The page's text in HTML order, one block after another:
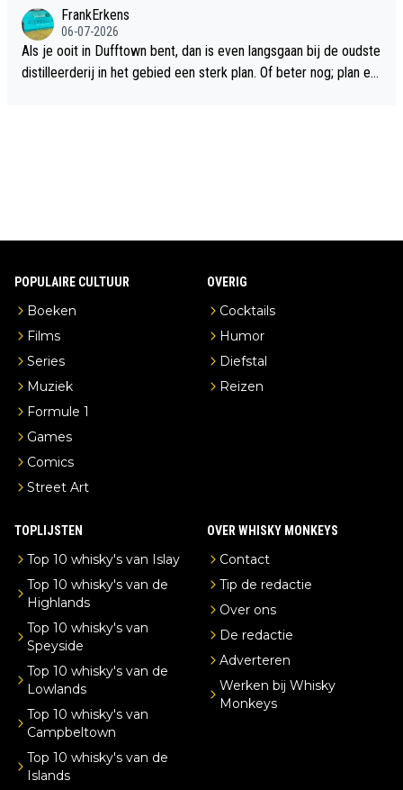
FrankErkens
06-07-2026
Als je ooit in Dufftown bent, dan is even langsgaan bij de oudste
distilleerderij in het gebied een sterk plan. Of beter nog; plan ee
POPULAIRE CULTUUR
Boeken
Films
Series
Muziek
Formule 1
Games
Comics
Street Art
OVERIG
Cocktails
Humor
Diefstal
Reizen
TOPLIJSTEN
Top 10 whisky's van Islay
Top 10 whisky's van de
Highlands
Top 10 whisky's van
Speyside
Top 10 whisky's van de
Lowlands
Top 10 whisky's van
Campbeltown
Top 10 whisky's van de
Islands
OVER WHISKY MONKEYS
Contact
Tip de redactie
Over ons
De redactie
Adverteren
Werken bij Whisky
Monkeys